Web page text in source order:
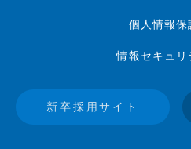
個人情報保
情報セキュリ
新卒採用サイト